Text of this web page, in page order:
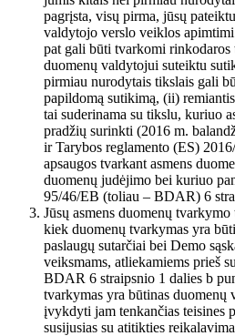
pagrįsta, visų pirma, jūsų
valdytojo verslo veiklos
pat gali būti tvarkomi rinkodaros
duomenų valdytojui suteiktu
pirmiau nurodytais tikslais gali
papildomą sutikimą, (ii)
tai suderinama su tikslu, kuriuo
pradžių surinkti (2016 m.
ir Tarybos reglamento (ES)
apsaugos tvarkant asmens
duomenų judėjimo bei kuriuo
95/46/EB (toliau – BDAR) 6
Jūsų asmens duomenų
kiek duomenų tvarkymas yra
paslaugų sutarčiai bei Demo
veiksmams, atliekamiems prieš
BDAR 6 straipsnio 1 dalies b
tvarkymas yra būtinas duomenų
įvykdyti jam tenkančias teisines
susijusias su atitikties